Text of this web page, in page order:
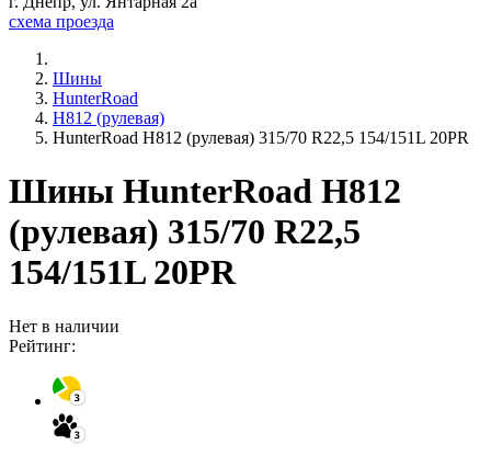
схема проезда
Шины
HunterRoad
H812 (рулевая)
HunterRoad H812 (рулевая) 315/70 R22,5 154/151L 20PR
Шины HunterRoad H812
(рулевая) 315/70 R22,5
154/151L 20PR
Нет в наличии
Рейтинг: